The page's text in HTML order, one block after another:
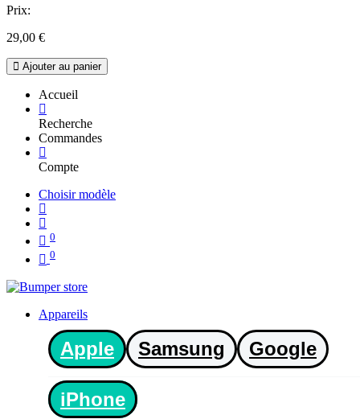
Prix:
29,00 €
Ajouter au panier
Accueil
Recherche
Commandes
Compte
Choisir modèle
0
0
Appareils
Apple Samsung Google
iPhone